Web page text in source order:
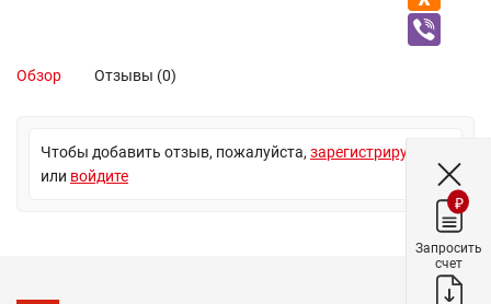
Обзор Отзывы (0)
Чтобы добавить отзыв, пожалуйста, зарегистрируйтесь
или войдите
₽
Запросить
счет